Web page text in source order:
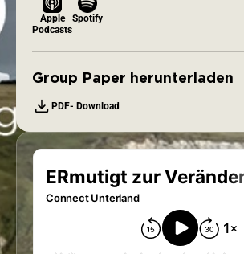
Apple
Podcasts
Spotify
Group Paper herunterladen
PDF- Download